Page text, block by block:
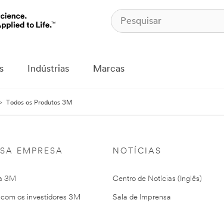
Indústrias Marcas
Todos os Produtos 3M
EMPRESA
3M
com os investidores 3M
NOTÍCIAS
Centro de Notícias (Inglês)
Sala de Imprensa